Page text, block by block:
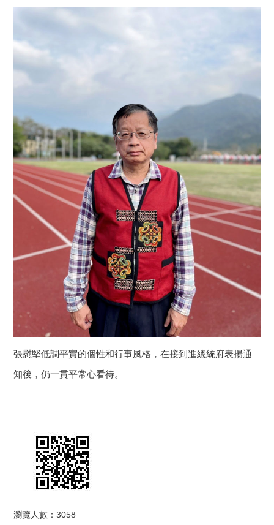
張慰堅低調平實的個性和行事風格，在接到進總統府表揚通
知後，仍一貫平常心看待。
瀏覽人數：3058